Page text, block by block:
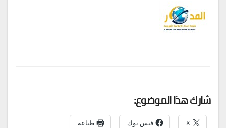
شارك هذا الموضوع:
X فيس بوك طباعة